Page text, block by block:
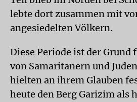
lebte dort zusammen mit
angesiedelten Völkern.
Diese Periode ist der Grund
von Samaritanern und
hielten an ihrem Glauben
heute den Berg Garizim als